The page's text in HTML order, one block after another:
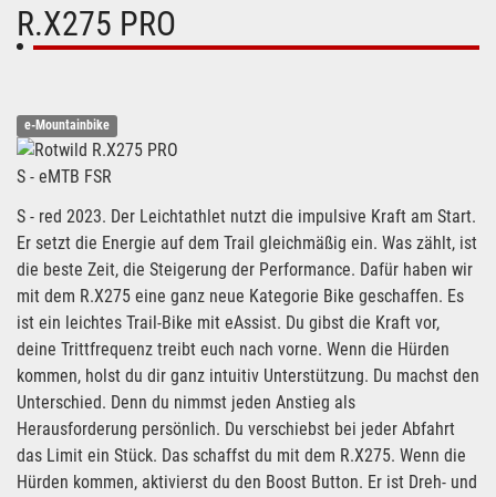
R.X275 PRO
e-Mountainbike
S - eMTB FSR
S - red 2023. Der Leichtathlet nutzt die impulsive Kraft am Start.
Er setzt die Energie auf dem Trail gleichmäßig ein. Was zählt, ist
die beste Zeit, die Steigerung der Performance. Dafür haben wir
mit dem R.X275 eine ganz neue Kategorie Bike geschaffen. Es
ist ein leichtes Trail-Bike mit eAssist. Du gibst die Kraft vor,
deine Trittfrequenz treibt euch nach vorne. Wenn die Hürden
kommen, holst du dir ganz intuitiv Unterstützung. Du machst den
Unterschied. Denn du nimmst jeden Anstieg als
Herausforderung persönlich. Du verschiebst bei jeder Abfahrt
das Limit ein Stück. Das schaffst du mit dem R.X275. Wenn die
Hürden kommen, aktivierst du den Boost Button. Er ist Dreh- und